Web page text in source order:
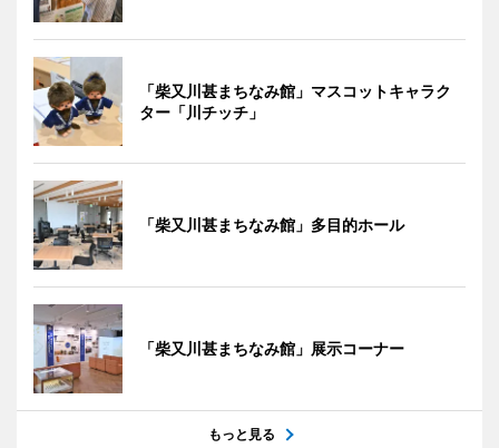
「柴又川甚まちなみ館」マスコットキャラク
ター「川チッチ」
「柴又川甚まちなみ館」多目的ホール
「柴又川甚まちなみ館」展示コーナー
もっと見る